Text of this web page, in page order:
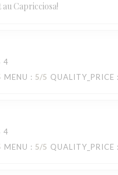
au Capricciosa!
4
MENU : 5/5 QUALITY_PRICE
4
MENU : 5/5 QUALITY_PRICE